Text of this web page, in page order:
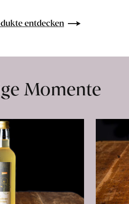
entdecken
Momente